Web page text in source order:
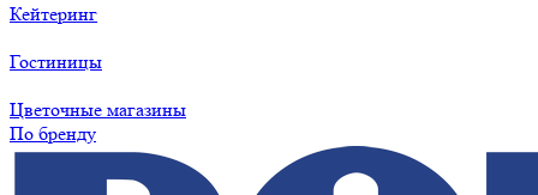
Кейтеринг
Гостиницы
Цветочные магазины
По бренду